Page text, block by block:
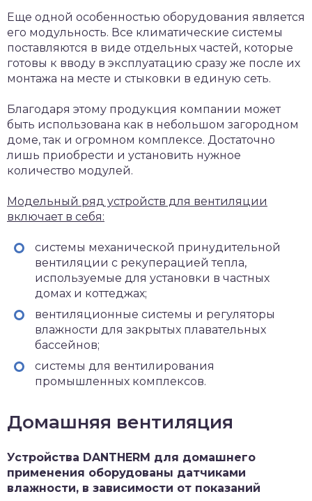
Еще одной особенностью оборудования является
его модульность. Все климатические системы
поставляются в виде отдельных частей, которые
готовы к вводу в эксплуатацию сразу же после их
монтажа на месте и стыковки в единую сеть.
Благодаря этому продукция компании может
быть использована как в небольшом загородном
доме, так и огромном комплексе. Достаточно
лишь приобрести и установить нужное
количество модулей.
Модельный ряд устройств для вентиляции
включает в себя:
системы механической принудительной
вентиляции с рекуперацией тепла,
используемые для установки в частных
домах и коттеджах;
вентиляционные системы и регуляторы
влажности для закрытых плавательных
бассейнов;
системы для вентилирования
промышленных комплексов.
Домашняя вентиляция
Устройства DANTHERM для домашнего
применения оборудованы датчиками
влажности, в зависимости от показаний